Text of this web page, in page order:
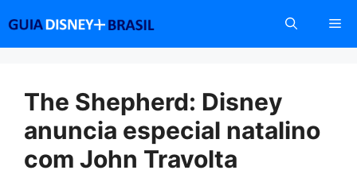
conteúdo
The Shepherd: Disney
anuncia especial natalino
com John Travolta